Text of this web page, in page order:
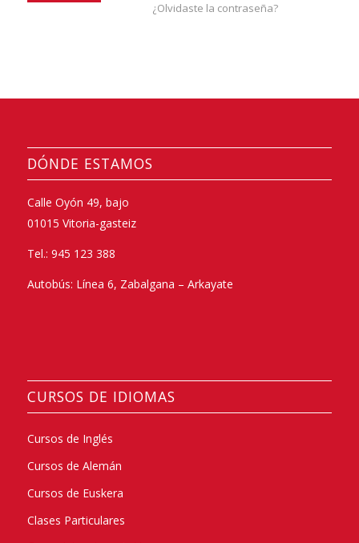
¿Olvidaste la contraseña?
DÓNDE ESTAMOS
Calle Oyón 49, bajo
01015 Vitoria-gasteiz
Tel.: 945 123 388
Autobús: Línea 6, Zabalgana – Arkayate
CURSOS DE IDIOMAS
Cursos de Inglés
Cursos de Alemán
Cursos de Euskera
Clases Particulares